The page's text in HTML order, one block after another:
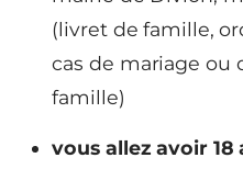
(livret de famille,
cas de mariage ou
famille)
vous allez avoir 18